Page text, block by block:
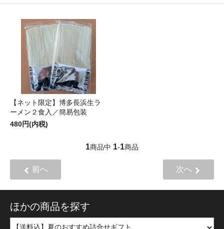
【ネット限定】博多長浜生ラ
ーメン２食入／簡易包装
480円(内税)
1商品中 1-1商品
前へ 次へ
ほかの商品を探す